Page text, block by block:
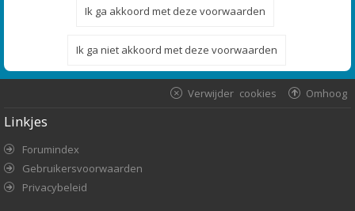
Omhoog
Verwijder cookies
Linkjes
Forumindex
Gebruikersvoorwaarden
Privacybeleid